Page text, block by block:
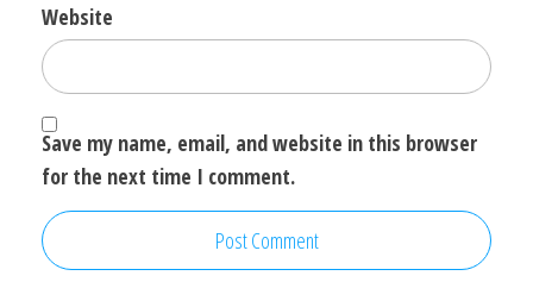
Website
Save my name, email, and website in this browser
for the next time I comment.